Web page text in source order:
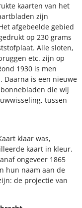
kaarten van het
zijn
afgebeelde gebied
op 230 grams
Alle sloten,
etc. zijn op
1930 is men
Daarna is een nieuwe
die wij
tussen
klaar was,
kaart in kleur.
ongeveer 1865
hun naam aan de
de projectie van